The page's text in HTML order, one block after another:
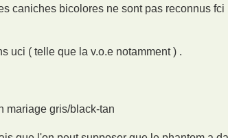
caniches bicolores ne sont pas reconnus fci
uci ( telle que la v.o.e notamment ) .
mariage gris/black-tan